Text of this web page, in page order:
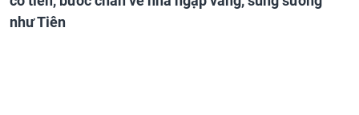
như Tiên